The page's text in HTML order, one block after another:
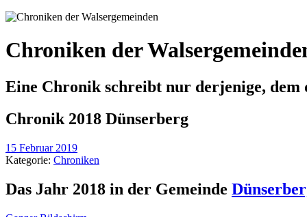
Chroniken der
Eine Chronik schreibt nur derjenige, dem
Chronik 2018 Dünserberg
15 Februar 2019
Kategorie: Chroniken
Das Jahr 2018 in der Gemeinde